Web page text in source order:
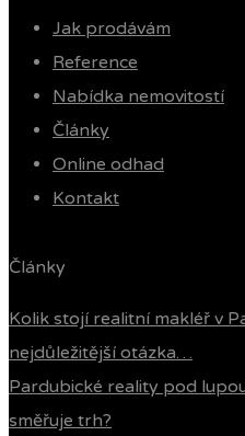
Jak prodávám
Reference
Nabídka nemovitostí
Články
Online odhad
Kontakt
Články
Kolik stojí realitní makléř v
nejdůležitější otázka…
Pardubické reality pod
směřuje trh?